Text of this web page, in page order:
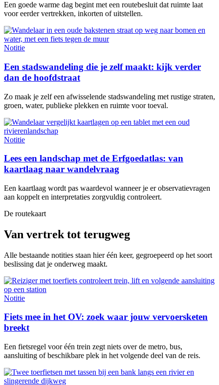
Een goede warme dag begint met een routebesluit dat ruimte laat
voor eerder vertrekken, inkorten of uitstellen.
Notitie
Een stadswandeling die je zelf maakt: kijk verder
dan de hoofdstraat
Zo maak je zelf een afwisselende stadswandeling met rustige straten,
groen, water, publieke plekken en ruimte voor toeval.
Notitie
Lees een landschap met de Erfgoedatlas: van
kaartlaag naar wandelvraag
Een kaartlaag wordt pas waardevol wanneer je er observatievragen
aan koppelt en interpretaties zorgvuldig controleert.
De routekaart
Van vertrek tot terugweg
Alle bestaande notities staan hier één keer, gegroepeerd op het soort
beslissing dat je onderweg maakt.
Notitie
Fiets mee in het OV: zoek waar jouw vervoersketen
breekt
Een fietsregel voor één trein zegt niets over de metro, bus,
aansluiting of beschikbare plek in het volgende deel van de reis.